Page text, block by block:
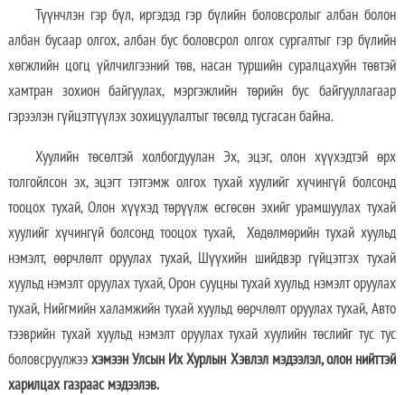
Түүнчлэн гэр бүл, иргэдэд гэр бүлийн боловсролыг албан болон
албан бусаар олгох, албан бус боловсрол олгох сургалтыг гэр бүлийн
хөгжлийн цогц үйлчилгээний төв, насан туршийн суралцахуйн төвтэй
хамтран зохион байгуулах, мэргэжлийн төрийн бус байгууллагаар
гэрээлэн гүйцэтгүүлэх зохицуулалтыг төсөлд тусгасан байна.
Хуулийн төсөлтэй холбогдуулан Эх, эцэг, олон хүүхэдтэй өрх
толгойлсон эх, эцэгт тэтгэмж олгох тухай хуулийг хүчингүй болсонд
тооцох тухай, Олон хүүхэд төрүүлж өсгөсөн эхийг урамшуулах тухай
хуулийг хүчингүй болсонд тооцох тухай, Хөдөлмөрийн тухай хуульд
нэмэлт, өөрчлөлт оруулах тухай, Шүүхийн шийдвэр гүйцэтгэх тухай
хуульд нэмэлт оруулах тухай, Орон сууцны тухай хуульд нэмэлт оруулах
тухай, Нийгмийн халамжийн тухай хуульд өөрчлөлт оруулах тухай, Авто
тээврийн тухай хуульд нэмэлт оруулах тухай хуулийн төслийг тус тус
боловсруулжээхэмээн Улсын Их Хурлын Хэвлэл мэдээлэл, олон нийттэй
харилцах газраас мэдээлэв.